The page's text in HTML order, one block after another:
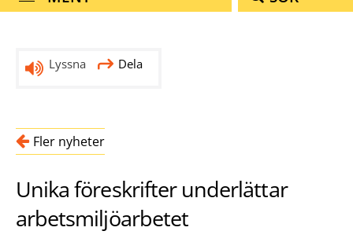
Lyssna Dela
Fler nyheter
Unika föreskrifter underlättar
arbetsmiljöarbetet